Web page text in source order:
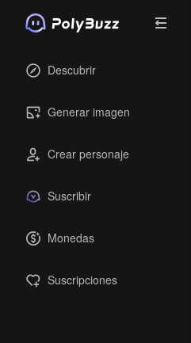
Descubrir
Generar imagen
Crear personaje
Suscribir
Monedas
Suscripciones